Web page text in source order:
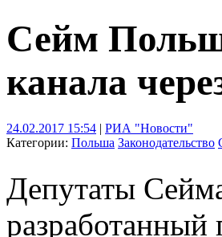
Сейм
канала
24.02.2017 15:54 | РИА "Новости"
Категории: Польша Законодательство
Депутаты
разработанный